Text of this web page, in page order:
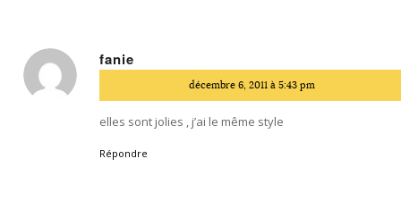
fanie
:
décembre 6, 2011 à 5:43 pm
elles sont jolies , j’ai le même style
Répondre